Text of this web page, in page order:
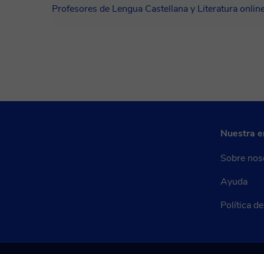
Profesores de Lengua Castellana y Literatura
Nuestra
Sobre
Ayuda
Política